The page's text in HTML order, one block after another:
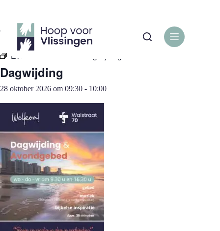
inhoud
« Alle Evenementen
Evenementenreeks:
Dagwijding
28 oktober 2026 om 09:30 - 10:00